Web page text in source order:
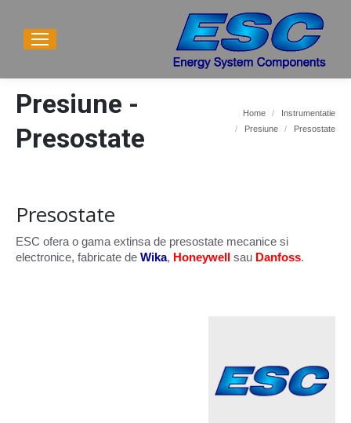
Presiune -
Presostate
Home
Instrumentatie
Presiune
Presostate
Presostate
ESC ofera o gama extinsa de presostate mecanice si
electronice, fabricate de Wika, Honeywell sau Danfoss.